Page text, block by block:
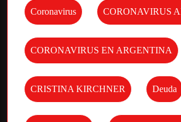
Coronavirus CORONAVIRUS
CORONAVIRUS EN ARGENTINA
CRISTINA KIRCHNER Deuda